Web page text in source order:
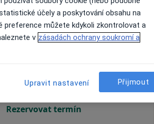
Po Út
termínu není k dispozici
Rezervovat termín
účely a poskytování obsahu na
preference můžete kdykoli zkontrolovat a
v zásadách ochrany soukromí a
Upravit nastavení Přijmout